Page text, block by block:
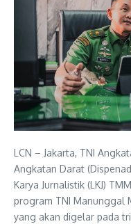
LCN – Jakarta, TNI
Angkatan Darat
Karya Jurnalistik (LKJ)
program TNI Manunggal
yang akan digelar pada